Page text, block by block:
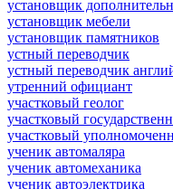
установщик
установщик мебели
установщик памятников
устный переводчик
устный переводчик
утренний официант
участковый геолог
участковый
участковый
ученик автомаляра
ученик автомеханика
ученик автоэлектрика